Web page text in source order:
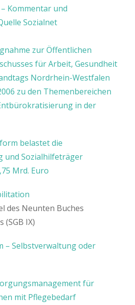
– Kommentar und
Sozialnet
zur Öffentlichen
für Arbeit, Gesundheit
Nordrhein-Westfalen
zu den Themenbereichen
in der
belastet die
und Sozialhilfeträger
Mrd. Euro
des Neunten Buches
(SGB IX)
– Selbstverwaltung oder
für
mit Pflegebedarf